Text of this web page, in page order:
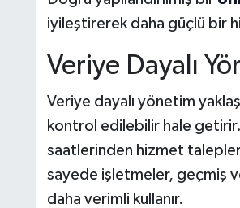
iyileştirerek daha güçlü bir
Veriye Dayalı
Veriye dayalı yönetim
kontrol edilebilir hale
saatlerinden hizmet
sayede işletmeler, geçmiş
daha verimli kullanır.